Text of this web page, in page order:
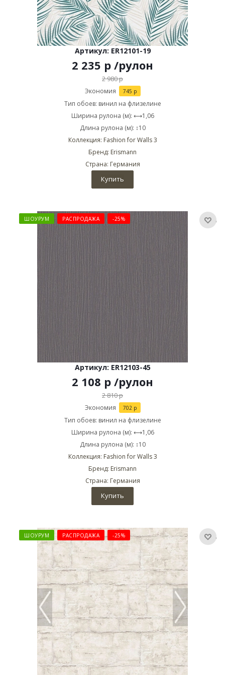
Артикул: ER12101-19
2 235 р /рулон
2 980р
Экономия 745 р
Тип обоев: винил на флизелине
Ширина рулона (м): ⟷1,06
Длина рулона (м): ↕10
Коллекция: Fashion for Walls 3
Бренд: Erismann
Страна: Германия
Купить
ШОУРУМ РАСПРОДАЖА -25%
Артикул: ER12103-45
2 108 р /рулон
2 810р
Экономия 702р
Тип обоев: винил на флизелине
Ширина рулона (м): ⟷1,06
Длина рулона (м): ↕10
Коллекция: Fashion for Walls 3
Бренд: Erismann
Страна: Германия
Купить
ШОУРУМ РАСПРОДАЖА -25%